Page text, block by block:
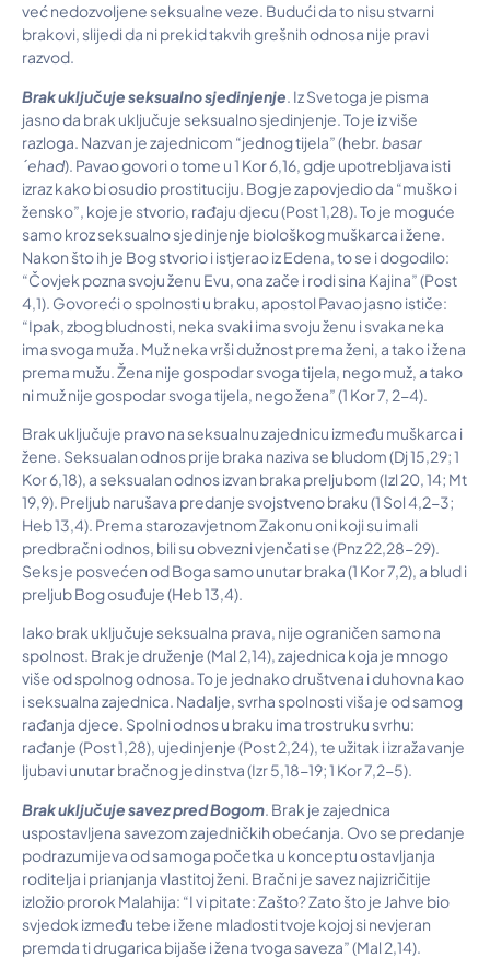
već nedozvoljene seksualne veze. Budući da to nisu stvarni
brakovi, slijedi da ni prekid takvih grešnih odnosa nije pravi
razvod.
Brak uključuje seksualno sjedinjenje . Iz Svetoga je pisma
jasno da brak uključuje seksualno sjedinjenje. To je iz više
razloga. Nazvan je zajednicom “jednog tijela” (hebr. basar
´ehad). Pavao govori o tome u 1 Kor 6,16, gdje upotrebljava isti
izraz kako bi osudio prostituciju. Bog je zapovjedio da “muško i
žensko”, koje je stvorio, rađaju djecu (Post 1,28). To je moguće
samo kroz seksualno sjedinjenje biološkog muškarca i žene.
Nakon što ih je Bog stvorio i istjerao iz Edena, to se i dogodilo:
“Čovjek pozna svoju ženu Evu, ona zače i rodi sina Kajina” (Post
4,1). Govoreći o spolnosti u braku, apostol Pavao jasno ističe:
“Ipak, zbog bludnosti, neka svaki ima svoju ženu i svaka neka
ima svoga muža. Muž neka vrši dužnost prema ženi, a tako i žena
prema mužu. Žena nije gospodar svoga tijela, nego muž, a tako
ni muž nije gospodar svoga tijela, nego žena” (1 Kor 7, 2-4).
Brak uključuje pravo na seksualnu zajednicu između muškarca i
žene. Seksualan odnos prije braka naziva se bludom (Dj 15,29; 1
Kor 6,18), a seksualan odnos izvan braka preljubom (Izl 20, 14; Mt
19,9). Preljub narušava predanje svojstveno braku (1 Sol 4,2-3;
Heb 13,4). Prema starozavjetnom Zakonu oni koji su imali
predbračni odnos, bili su obvezni vjenčati se (Pnz 22,28-29).
Seks je posvećen od Boga samo unutar braka (1 Kor 7,2), a blud i
preljub Bog osuđuje (Heb 13,4).
Iako brak uključuje seksualna prava, nije ograničen samo na
spolnost. Brak je druženje (Mal 2,14), zajednica koja je mnogo
više od spolnog odnosa. To je jednako društvena i duhovna kao
i seksualna zajednica. Nadalje, svrha spolnosti viša je od samog
rađanja djece. Spolni odnos u braku ima trostruku svrhu:
rađanje (Post 1,28), ujedinjenje (Post 2,24), te užitak i izražavanje
ljubavi unutar bračnog jedinstva (Izr 5,18-19; 1 Kor 7,2-5).
Brak uključuje savez pred Bogom. Brak je zajednica
uspostavljena savezom zajedničkih obećanja. Ovo se predanje
podrazumijeva od samoga početka u konceptu ostavljanja
roditelja i prianjanja vlastitoj ženi. Bračni je savez najizričitije
izložio prorok Malahija: “I vi pitate: Zašto? Zato što je Jahve bio
svjedok između tebe i žene mladosti tvoje kojoj si nevjeran
premda ti drugarica bijaše i žena tvoga saveza” (Mal 2,14).